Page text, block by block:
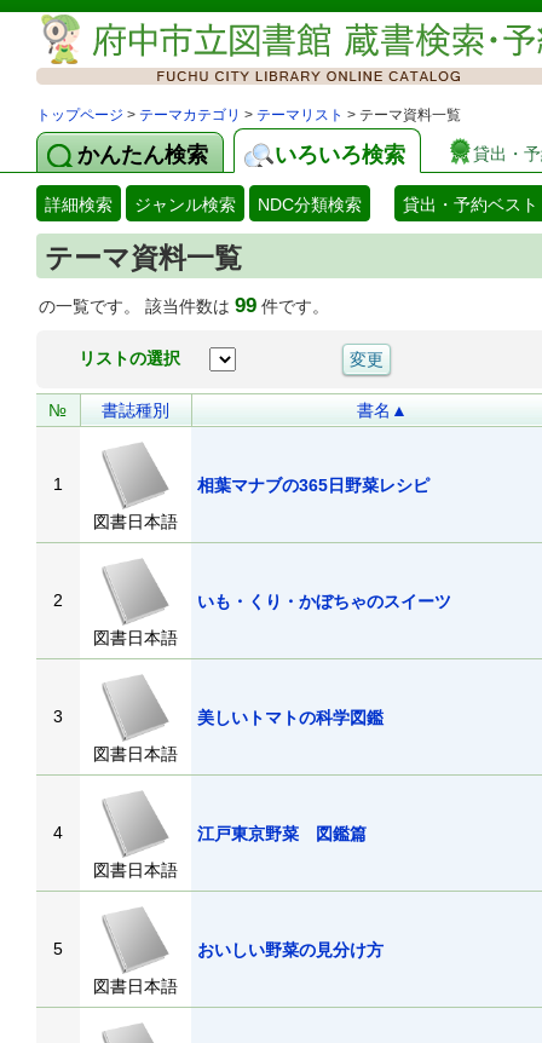
トップページ > テーマカテゴリ > テーマリスト > テーマ資料一覧
かんたん検索 いろいろ検索 貸出・
詳細検索 ジャンル検索 NDC分類検索 貸出・予約ベスト
テーマ資料一覧
の一覧です。 該当件数は 99 件です。
リストの選択
№ 書誌種別 書名▲
1
図書日本語
相葉マナブの365日野菜レシピ
2
図書日本語
いも・くり・かぼちゃのスイーツ
3
図書日本語
美しいトマトの科学図鑑
4
図書日本語
江戸東京野菜 図鑑篇
5
図書日本語
おいしい野菜の見分け方